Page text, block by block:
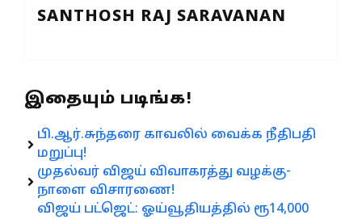
SANTHOSH RAJ SARAVANAN
இதையும் படிங்க!
பி.ஆர்.சுந்தரை காவலில் வைக்க நீதிபதி
மறுப்பு!
முதல்வர் விஜய் விவாகரத்து வழக்கு-
நாளை விசாரணை!
விஜய் பட்ஜெட்: ஓய்வூதியத்தில் ரூ14,000